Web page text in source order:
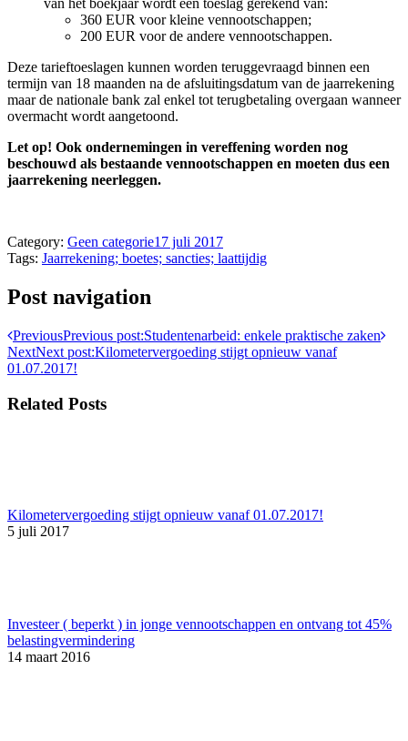
van het boekjaar wordt een toeslag gerekend van:
360 EUR voor kleine vennootschappen;
200 EUR voor de andere vennootschappen.
Deze tarieftoeslagen kunnen worden teruggevraagd binnen een
termijn van 18 maanden na de afsluitingsdatum van de jaarrekening
maar de nationale bank zal enkel tot terugbetaling overgaan wanneer
overmacht wordt aangetoond.
Let op! Ook ondernemingen in vereffening worden nog
beschouwd als bestaande vennootschappen en moeten dus een
jaarrekening neerleggen.
Category: Geen categorie17 juli 2017
Tags: Jaarrekening; boetes; sancties; laattijdig
Post navigation
PreviousPrevious post:Studentenarbeid: enkele praktische zaken
NextNext post:Kilometervergoeding stijgt opnieuw vanaf
01.07.2017!
Related Posts
Kilometervergoeding stijgt opnieuw vanaf 01.07.2017!
5 juli 2017
Investeer ( beperkt ) in jonge vennootschappen en ontvang tot 45%
belastingvermindering
14 maart 2016